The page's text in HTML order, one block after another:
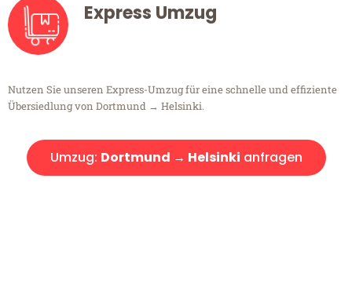
Express Umzug
Nutzen Sie unseren Express-Umzug für eine schnelle und effiziente
Übersiedlung von Dortmund → Helsinki.
Umzug: Dortmund → Helsinki anfragen